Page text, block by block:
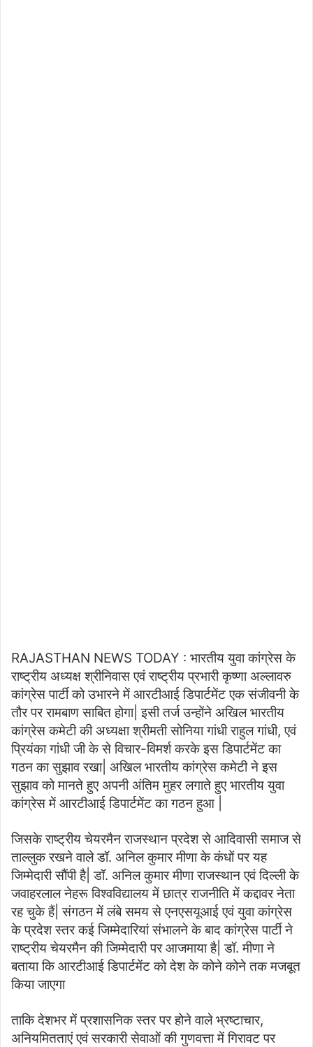
RAJASTHAN NEWS TODAY : भारतीय युवा कांग्रेस के
राष्ट्रीय अध्यक्ष श्रीनिवास एवं राष्ट्रीय प्रभारी कृष्णा अल्लावरु
कांग्रेस पार्टी को उभारने में आरटीआई डिपार्टमेंट एक संजीवनी के
तौर पर रामबाण साबित होगा| इसी तर्ज उन्होंने अखिल भारतीय
कांग्रेस कमेटी की अध्यक्षा श्रीमती सोनिया गांधी राहुल गांधी, एवं
प्रियंका गांधी जी के से विचार-विमर्श करके इस डिपार्टमेंट का
गठन का सुझाव रखा| अखिल भारतीय कांग्रेस कमेटी ने इस
सुझाव को मानते हुए अपनी अंतिम मुहर लगाते हुए भारतीय युवा
कांग्रेस में आरटीआई डिपार्टमेंट का गठन हुआ |
जिसके राष्ट्रीय चेयरमैन राजस्थान प्रदेश से आदिवासी समाज से
ताल्लुक रखने वाले डॉ. अनिल कुमार मीणा के कंधों पर यह
जिम्मेदारी सौंपी है| डॉ. अनिल कुमार मीणा राजस्थान एवं दिल्ली के
जवाहरलाल नेहरू विश्वविद्यालय में छात्र राजनीति में कद्दावर नेता
रह चुके हैं| संगठन में लंबे समय से एनएसयूआई एवं युवा कांग्रेस
के प्रदेश स्तर कई जिम्मेदारियां संभालने के बाद कांग्रेस पार्टी ने
राष्ट्रीय चेयरमैन की जिम्मेदारी पर आजमाया है| डॉ. मीणा ने
बताया कि आरटीआई डिपार्टमेंट को देश के कोने कोने तक मजबूत
किया जाएगा
ताकि देशभर में प्रशासनिक स्तर पर होने वाले भ्रष्टाचार,
अनियमितताएं एवं सरकारी सेवाओं की गुणवत्ता में गिरावट पर